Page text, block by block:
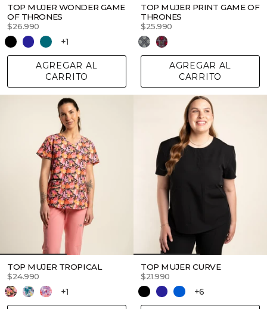
TOP MUJER WONDER GAME
OF THRONES
$26.990
+1
AGREGAR AL
CARRITO
TOP MUJER PRINT GAME OF
THRONES
$25.990
AGREGAR AL
CARRITO
TOP MUJER TROPICAL
$24.990
+1
TOP MUJER CURVE
$21.990
+6